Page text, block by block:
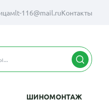
lt-116@mail.ruКонтакты
ШИНОМОНТАЖ